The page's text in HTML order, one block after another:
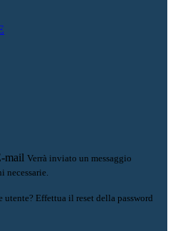
mail Verrà inviato un messaggio
utente? Effettua il reset della password